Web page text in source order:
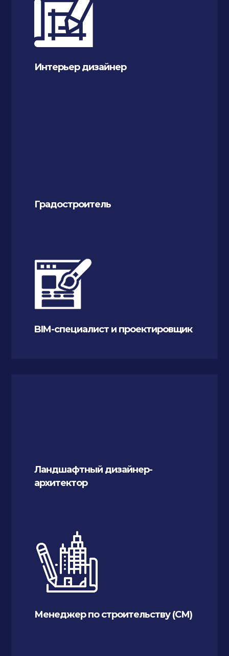
Интерьер дизайнер
Градостроитель
BIM-специалист и проектировщик
Ландшафтный дизайнер-
архитектор
Менеджер по строительству (СМ)